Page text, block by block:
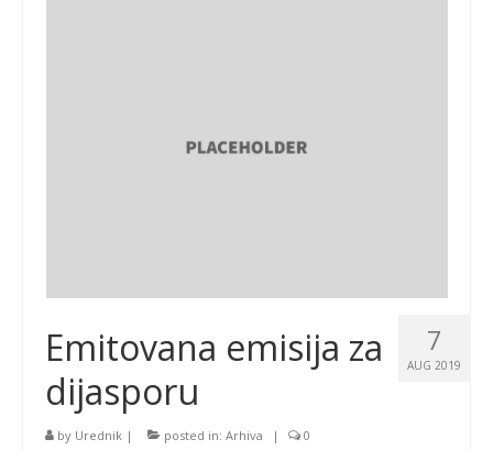
7
AUG 2019
Emitovana emisija za
dijasporu
by Urednik | posted in: Arhiva | 0